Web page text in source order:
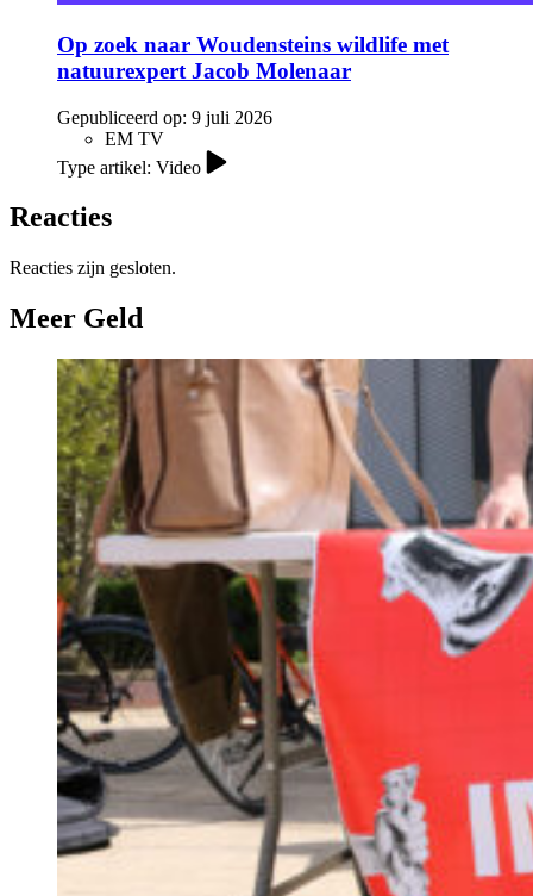
Op zoek naar Woudensteins wildlife met
natuurexpert Jacob Molenaar
Gepubliceerd op: 9 juli 2026
EM TV
Type artikel: Video
Reacties
Reacties zijn gesloten.
Meer Geld